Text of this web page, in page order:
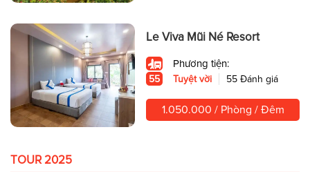
Le Viva Mũi Né Resort
Phương tiện:
55 Tuyệt vời 55 Đánh giá
1.050.000 / Phòng / Đêm
TOUR 2025